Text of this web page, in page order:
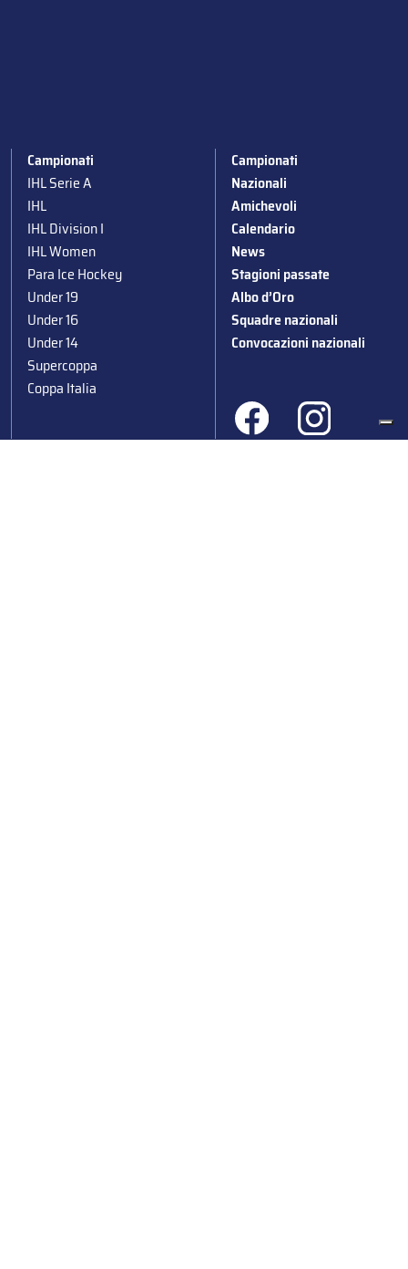
Campionati
IHL Serie A
IHL
IHL Division I
IHL Women
Para Ice Hockey
Under 19
Under 16
Under 14
Supercoppa
Coppa Italia
Campionati
Nazionali
Amichevoli
Calendario
News
Stagioni passate
Albo d’Oro
Squadre nazionali
Convocazioni nazionali